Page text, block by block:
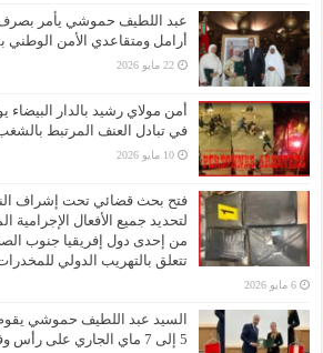
عبد اللطيف حموشي يأمر بصرف
أرامل ومتقاعدي الأمن الوطني
22 مايو 2026
في تبادل العنف المرتبط
10 مايو 2026
فتح بحث قضائي تحت إشراف
لتحديد جميع الأفعال الإجرامية
من إحدى دول إفريقيا جنوب
تتعلق بالتهريب الدولي
6 مايو 2026
السيد عبد اللطيف حموشي
5 إلى 7 ماي الجاري على رأس وفد أمني هام